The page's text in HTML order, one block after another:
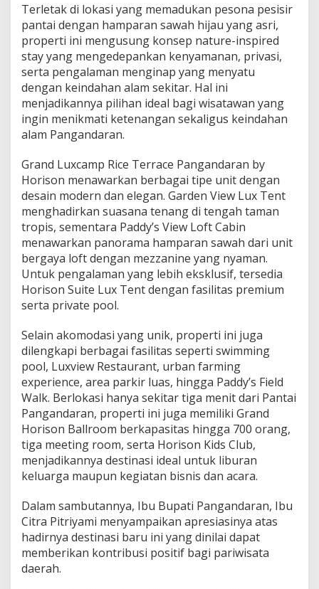
A
D
I
R
K
A
N
P
E
N
L
A
M
A
N
M
E
N
G
I
N
E
K
S
K
L
U
S
I
F
D
I
T
G
A
H
H
Terletak di lokasi yang memadukan pesona pesisir
pantai dengan hamparan sawah hijau yang asri,
properti ini mengusung konsep nature-inspired
stay yang mengedepankan kenyamanan, privasi,
serta pengalaman menginap yang menyatu
dengan keindahan alam sekitar. Hal ini
menjadikannya pilihan ideal bagi wisatawan yang
ingin menikmati ketenangan sekaligus keindahan
alam Pangandaran.
Grand Luxcamp Rice Terrace Pangandaran by
Horison menawarkan berbagai tipe unit dengan
desain modern dan elegan. Garden View Lux Tent
menghadirkan suasana tenang di tengah taman
tropis, sementara Paddy’s View Loft Cabin
menawarkan panorama hamparan sawah dari unit
bergaya loft dengan mezzanine yang nyaman.
Untuk pengalaman yang lebih eksklusif, tersedia
Horison Suite Lux Tent dengan fasilitas premium
serta private pool.
Selain akomodasi yang unik, properti ini juga
dilengkapi berbagai fasilitas seperti swimming
pool, Luxview Restaurant, urban farming
experience, area parkir luas, hingga Paddy’s Field
Walk. Berlokasi hanya sekitar tiga menit dari Pantai
Pangandaran, properti ini juga memiliki Grand
Horison Ballroom berkapasitas hingga 700 orang,
tiga meeting room, serta Horison Kids Club,
menjadikannya destinasi ideal untuk liburan
keluarga maupun kegiatan bisnis dan acara.
Dalam sambutannya, Ibu Bupati Pangandaran, Ibu
Citra Pitriyami menyampaikan apresiasinya atas
hadirnya destinasi baru ini yang dinilai dapat
memberikan kontribusi positif bagi pariwisata
daerah.